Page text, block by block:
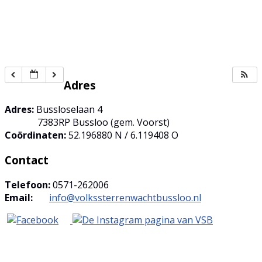
Adres
Adres: Bussloselaan 4
7383RP Bussloo (gem. Voorst)
Coördinaten:52.196880 N / 6.119408 O
Contact
Telefoon:0571-262006
Email: info@volkssterrenwachtbussloo.nl